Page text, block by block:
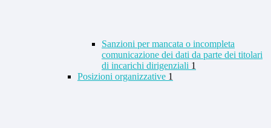
Sanzioni per mancata o incompleta
comunicazione dei dati da parte dei titolari
di incarichi dirigenziali 1
Posizioni organizzative 1